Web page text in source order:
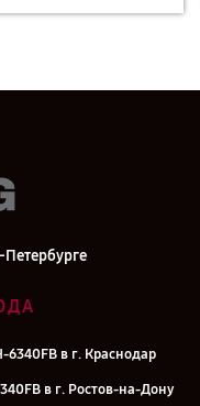
в г. Краснодар
в г. Ростов-на-Дону